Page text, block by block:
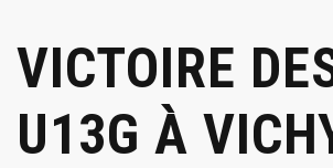
VICTOIRE
U13G À